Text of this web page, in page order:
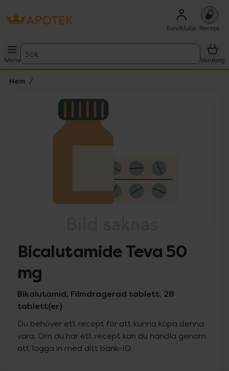
Kundklubb Recept
Meny
Sök
Varukorg
Hem
Lista: . Innehåller 1 objekt.
Bicalutamide Teva 50
mg
Bikalutamid, Filmdragerad tablett, 28
tablett(er)
Du behöver ett recept för att kunna köpa denna
vara. Om du har ett recept kan du handla genom
att logga in med ditt bank-ID.